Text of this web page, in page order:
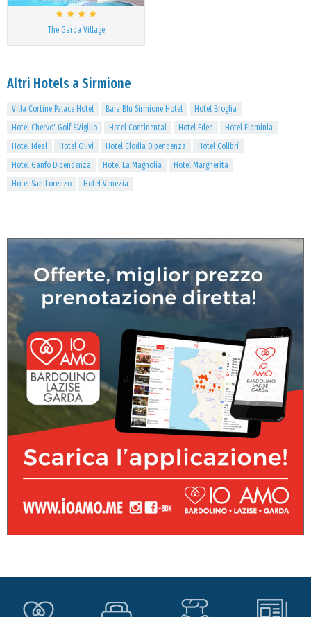
The Garda Village
Altri Hotels a Sirmione
Villa Cortine Palace Hotel Baia Blu Sirmione Hotel
Hotel Broglia
Hotel Chervo' Golf S.Vigilio
Hotel Continental Hotel Eden
Hotel Flaminia
Hotel Ideal
Hotel Olivi Hotel Clodia Dipendenza
Hotel Colibrì
Hotel Ganfo Dipendenza
Hotel La Magnolia
Hotel Margherita
Hotel San Lorenzo
Hotel Venezia